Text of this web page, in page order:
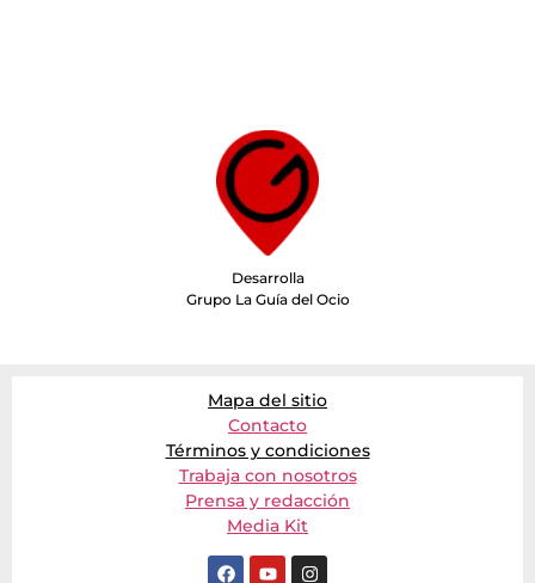
Desarrolla
Grupo La Guía del Ocio
Mapa del sitio
Contacto
Términos y condiciones
Trabaja con nosotros
Prensa y redacción
Media Kit